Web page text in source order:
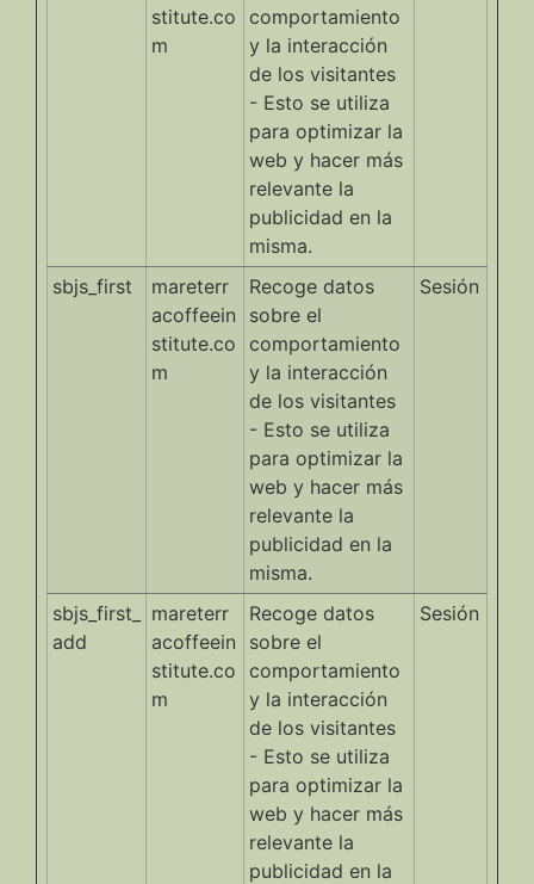
stitute.co
m
comportamiento
y la interacción
de los visitantes
- Esto se utiliza
para optimizar la
web y hacer más
relevante la
publicidad en la
misma.
sbjs_first
mareterr
acoffeein
stitute.co
m
Recoge datos
sobre el
comportamiento
y la interacción
de los visitantes
- Esto se utiliza
para optimizar la
web y hacer más
relevante la
publicidad en la
misma.
Sesión
sbjs_first_
add
mareterr
acoffeein
stitute.co
m
Recoge datos
sobre el
comportamiento
y la interacción
de los visitantes
- Esto se utiliza
para optimizar la
web y hacer más
relevante la
publicidad en la
Sesión